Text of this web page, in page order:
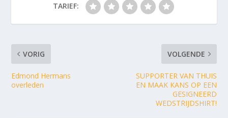
TARIEF:
VORIG
Edmond Hermans
overleden
VOLGENDE
SUPPORTER VAN THUIS
EN MAAK KANS OP EEN
GESIGNEERD
WEDSTRIJDSHIRT!